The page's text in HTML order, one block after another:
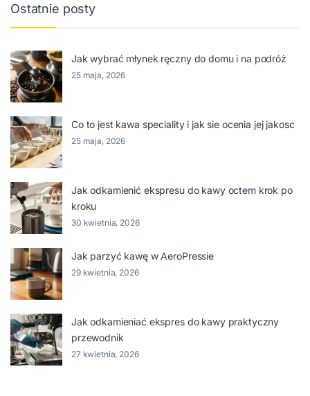
Ostatnie posty
Jak wybrać młynek ręczny do domu i na podróż
25 maja, 2026
Co to jest kawa speciality i jak sie ocenia jej jakosc
25 maja, 2026
Jak odkamienić ekspresu do kawy octem krok po
kroku
30 kwietnia, 2026
Jak parzyć kawę w AeroPressie
29 kwietnia, 2026
Jak odkamieniać ekspres do kawy praktyczny
przewodnik
27 kwietnia, 2026